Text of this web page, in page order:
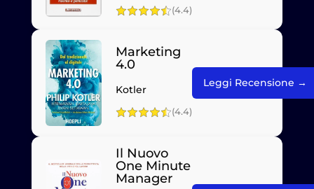
(4.4)
Marketing
4.0
Kotler
(4.4)
Leggi Recensione →
Il Nuovo
One Minute
Manager